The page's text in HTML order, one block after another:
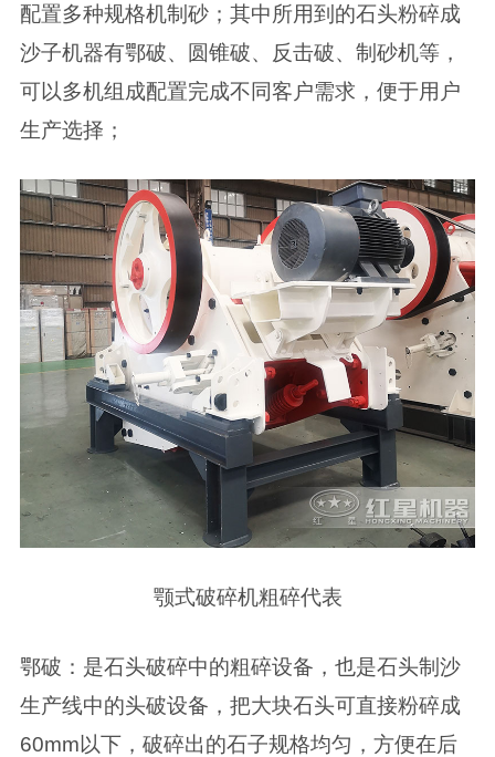
配置多种规格机制砂；其中所用到的石头粉碎成
沙子机器有鄂破、圆锥破、反击破、制砂机等，
可以多机组成配置完成不同客户需求，便于用户
生产选择；
颚式破碎机粗碎代表
鄂破：是石头破碎中的粗碎设备，也是石头制沙
生产线中的头破设备，把大块石头可直接粉碎成
60mm以下，破碎出的石子规格均匀，方便在后